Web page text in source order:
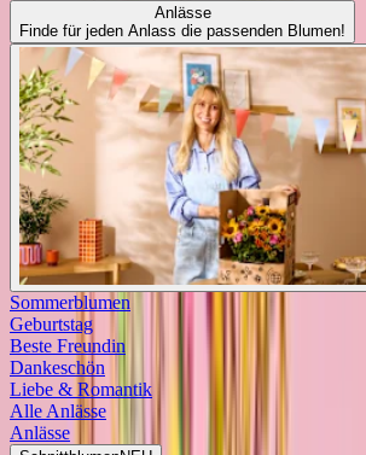
Anlässe
Finde für jeden Anlass die passenden Blumen!
Sommerblumen
Geburtstag
Beste Freundin
Dankeschön
Liebe & Romantik
Alle Anlässe
Anlässe